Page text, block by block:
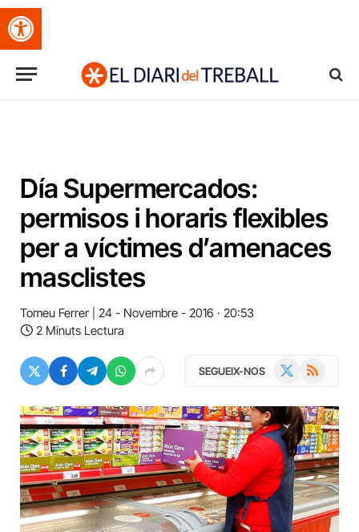
Obre la barra d'eines
Día Supermercados:
permisos i horaris flexibles
per a víctimes d’amenaces
masclistes
Tomeu Ferrer
24 - Novembre - 2016 · 20:53
2 Minuts Lectura
SEGUEIX-NOS RSS